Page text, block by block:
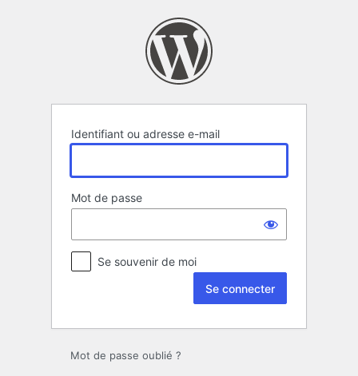
Identifiant ou adresse e-mail
Mot de passe
Se souvenir de moi
Mot de passe oublié ?